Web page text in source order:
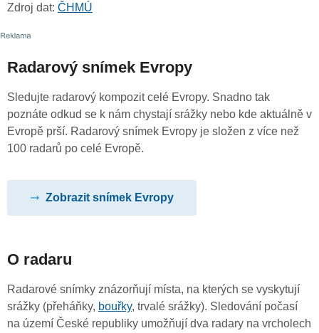
Zdroj dat: ČHMÚ
Radarový snímek Evropy
Sledujte radarový kompozit celé Evropy. Snadno tak
poznáte odkud se k nám chystají srážky nebo kde aktuálně v
Evropě prší. Radarový snímek Evropy je složen z více než
100 radarů po celé Evropě.
Zobrazit snímek Evropy
O radaru
Radarové snímky znázorňují místa, na kterých se vyskytují
srážky (přeháňky, bouřky, trvalé srážky). Sledování počasí
na území České republiky umožňují dva radary na vrcholech